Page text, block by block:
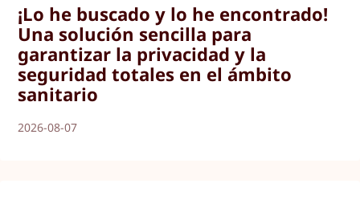
¡Lo he buscado y lo he encontrado!
Una solución sencilla para
garantizar la privacidad y la
seguridad totales en el ámbito
sanitario
2026-08-07